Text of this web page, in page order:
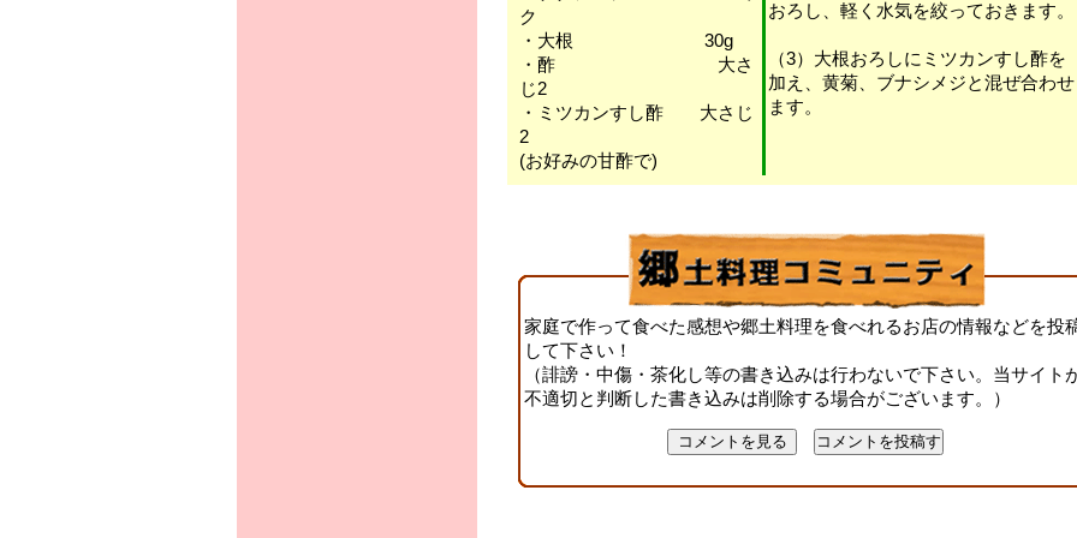
ク
・大根 30g
・酢 大さ
じ2
・ミツカンすし酢 大さじ
2
(お好みの甘酢で)
おろし、軽く水気を絞っておきます。
（3）大根おろしにミツカンすし酢を
加え、黄菊、ブナシメジと混ぜ合わせ
ます。
家庭で作って食べた感想や郷土料理を食べれるお店の情報などを投
して下さい！
（誹謗・中傷・茶化し等の書き込みは行わないで下さい。当サイト
不適切と判断した書き込みは削除する場合がございます。）